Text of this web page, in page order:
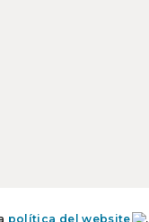
política del website